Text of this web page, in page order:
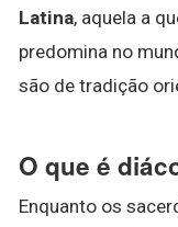
Latina, aquela a
predomina no
são de tradição
O que é
Enquanto os